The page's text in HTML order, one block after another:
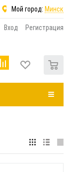
Мой город: Минск
Вход Регистрация